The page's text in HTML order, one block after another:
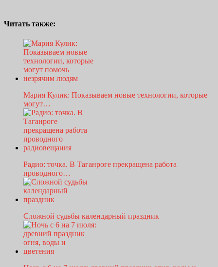
Читать также:
Мария Кулик: Показываем новые технологии, которые
могут…
Радио: точка. В Таганроге прекращена работа
проводного…
Сложной судьбы календарный праздник